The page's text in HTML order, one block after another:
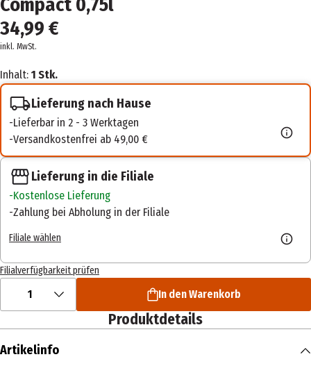
34,99 €
inkl. MwSt.
Inhalt: 1 Stk.
Lieferung nach Hause
Lieferbar in 2 - 3 Werktagen
Versandkostenfrei ab 49,00 €
Lieferung in die Filiale
Kostenlose Lieferung
Zahlung bei Abholung in der Filiale
Filiale wählen
Filialverfügbarkeit prüfen
1 In den Warenkorb
Produktdetails
Artikelinfo